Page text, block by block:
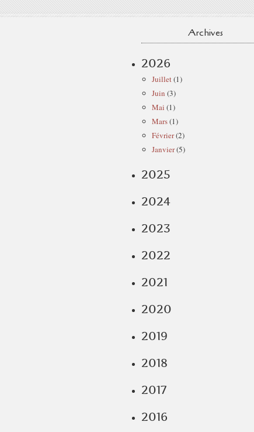
Archives
2026
Juillet(1)
Juin (3)
Mai (1)
Mars(1)
Février(2)
Janvier(5)
2025
2024
2023
2022
2021
2020
2019
2018
2017
2016